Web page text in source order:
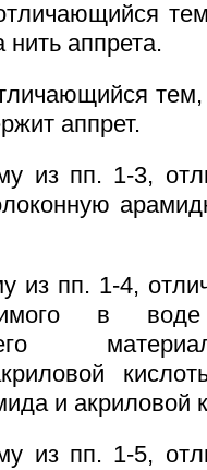
нить аппрета.
аппрет.
из пп. 1-3,
из пп. 1-4,
в воде
и акриловой
из пп. 1-5,